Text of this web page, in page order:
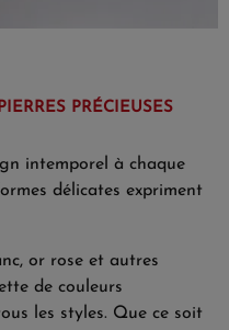
PRÉCIEUSES
intemporel à chaque
délicates expriment
or rose et autres
de couleurs
les styles. Que ce soit